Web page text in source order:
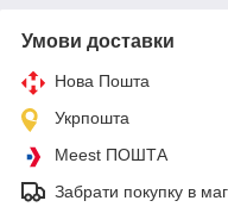
Умови доставки
Нова Пошта
Укрпошта
Meest ПОШТА
Забрати покупку в